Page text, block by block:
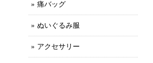
痛バッグ
ぬいぐるみ服
アクセサリー